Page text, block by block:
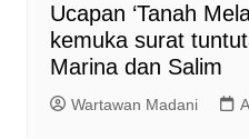
Ucapan ‘Tanah
kemuka surat
Marina dan Salim
Wartawan Madani